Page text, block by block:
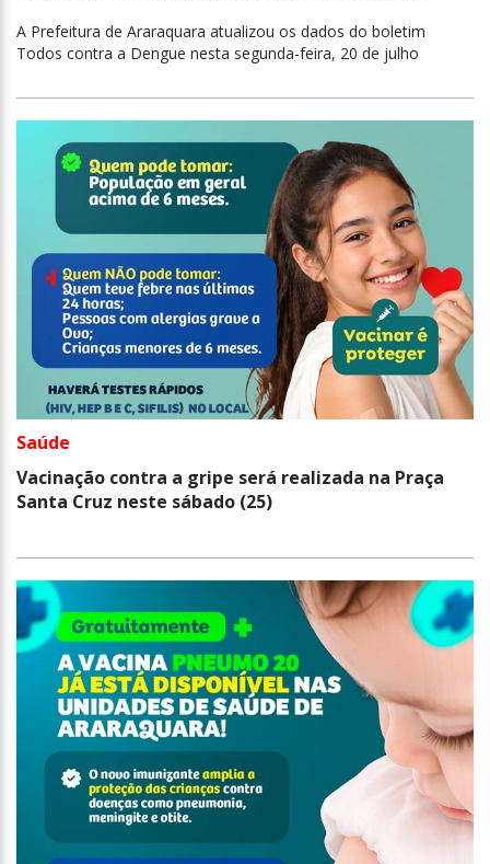
A Prefeitura de Araraquara atualizou os dados do boletim
Todos contra a Dengue nesta segunda-feira, 20 de julho
Saúde
Vacinação contra a gripe será realizada na Praça
Santa Cruz neste sábado (25)